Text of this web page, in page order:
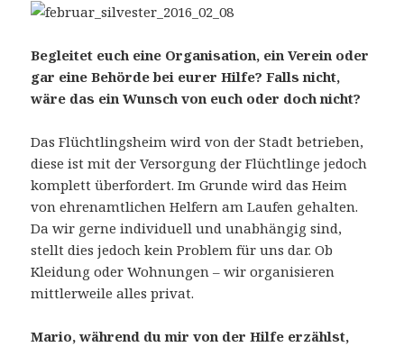
Begleitet euch eine Organisation, einVerein oder
gar eineBehörde bei eurer Hilfe?Falls nicht,
wäre das ein Wunschvon euch oder doch nicht?
Das Flüchtlingsheim wird von der Stadt betrieben,
diese ist mit der Versorgung der Flüchtlinge jedoch
komplett überfordert. Im Grunde wird das Heim
von ehrenamtlichen Helfern am Laufen gehalten.
Da wir gerne individuell und unabhängig sind,
stellt dies jedoch kein Problem für uns dar. Ob
Kleidung oder Wohnungen – wir organisieren
mittlerweile alles privat.
Mario, während du mir von der Hilfe erzählst,